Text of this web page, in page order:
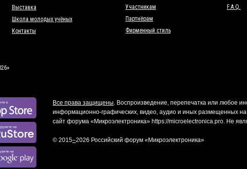
Выставка
Школа молодых учёных
Контакты
Участникам
Партнёрам
Фирменный стиль
Все права защищены. Воспроизведение, перепечатка или любое
информационно-графических, видео, аудио и иных размещенных
сайт форума «Микроэлектроника» https://microelectronica.pro. Не
© 2015–2026 Российский форум «Микроэлектроника»
F.A.Q.